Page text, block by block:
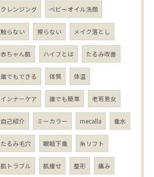
クレンジング ベビーオイル洗顔
触らない 擦らない メイク落とし
赤ちゃん肌 ハイフとは たるみ改善
誰でもできる 体質 体温
インナーケア 誰でも簡単 老若男女
自己紹介 ミーカラー mecalla 垂水
たるみ毛穴 眼瞼下垂 糸リフト
肌トラブル 肌痩せ 整形 痛み